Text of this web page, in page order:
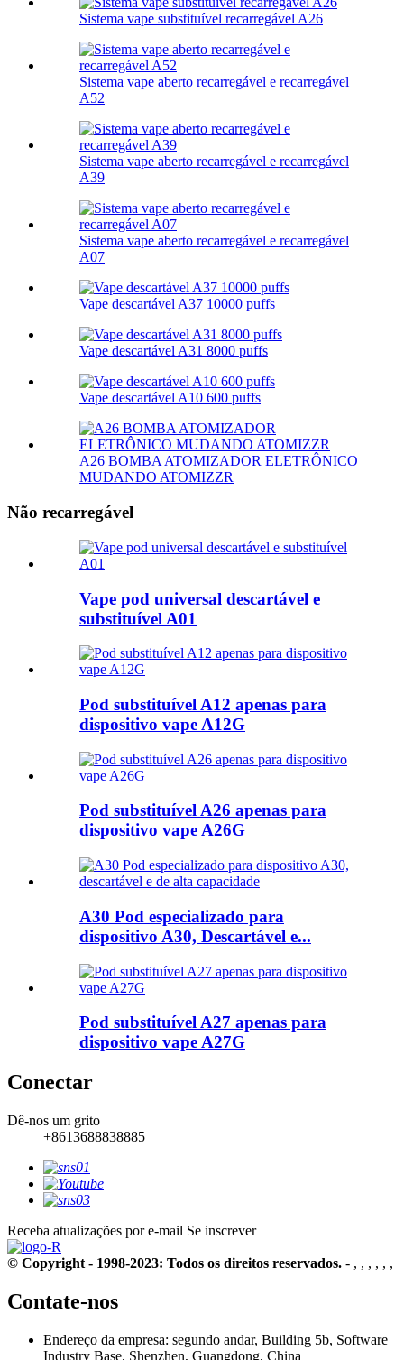
Sistema vape substituível recarregável A26
Sistema vape aberto recarregável e recarregável
A52
Sistema vape aberto recarregável e recarregável
A39
Sistema vape aberto recarregável e recarregável
A07
Vape descartável A37 10000 puffs
Vape descartável A31 8000 puffs
Vape descartável A10 600 puffs
A26 BOMBA ATOMIZADOR ELETRÔNICO
MUDANDO ATOMIZZR
Não recarregável
Vape pod universal descartável e
substituível A01
Pod substituível A12 apenas para
dispositivo vape A12G
Pod substituível A26 apenas para
dispositivo vape A26G
A30 Pod especializado para
dispositivo A30, Descartável e...
Pod substituível A27 apenas para
dispositivo vape A27G
Conectar
Dê-nos um grito
+8613688838885
Receba atualizações por e-mail Se inscrever
© Copyright - 1998-2023: Todos os direitos reservados. - , , , , , ,
Contate-nos
Endereço da empresa: segundo andar, Building 5b, Software
Industry Base, Shenzhen, Guangdong, China